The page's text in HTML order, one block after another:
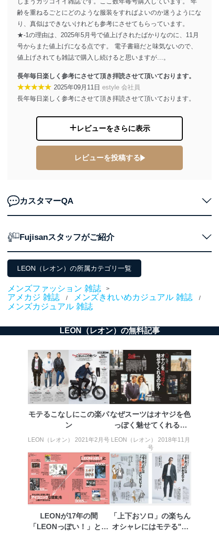
株式会社富士山マガジンサービス 個人情報問い合わせ
係
TEL：0570-200-223
FAX：03-5459-7073
e-mail：cs@fujisan.co.jp
改訂：2025年2月20日
株式会社富士山マガジンサービス
代表取締役会長 西野 伸一郎
個人情報の取扱いについて
１．個人情報保護管理者
護管理者の責任のもと、個人情報を取得・アクセス・利
用・提供・管理いたします。
個人情報保護管理者: 経営管理グループディレクター 前
No
個人情報の種類 利用目的
当社の定期購読サ
の方の個人情報
購入商品の配送のため
商品代金回収のため
ｅメール等による商品、サービ
個人が特定できない形で取得した
閲覧履歴や購買履歴等の情報を分
応じた新商品・サービスに関する
広告のため
2
当社にお問合わせ
いただいた方の個
人情報
お問い合わせ対応、トラブル対
処、オペレーター教育など応対品
質向上のため
当社カスタマーQ＆
Aサービス利用者
カスタマーQ＆Aサイトの投稿内容
の確認のため
ｅメール等によるカスタマーQ＆A
サイトのサービス内容のご案内の
ため
ｅメール等による商品、サービ
ス、キャンペーン等の広告に関す
るご案内のため
4
採用応募者の方の
個人情報
採用選考、ご連絡のため
5
当社の従業者の個
人情報
人事、総務などの雇用管理等のた
め
パートナー（提携
企業）からの委託
により当社の
購入商品配送のため
提携企業及びお客様がご購入され
た商品の発売元企業からのｅメー
齢を重ねるごとにどのような服装をすればよいのか迷うようにな
り、真似はできないけれども参考にさせてもらっています。
★-1の理由は、2025年5月号で値上げされたばかりなのに、11月
号からまた値上げになる点です。 電子書籍だと味気ないので、
値上げされても雑誌で購入し続けると思いますが…。
長年毎日楽しく参考にさせて頂き拝読させて頂いております。
★★★★★ 2025年09月11日 estyle 会社員
長年毎日楽しく参考にさせて頂き拝読させて頂いております。
レビューをさらに表示
レビューを投稿する
カスタマーQA
Fujisanスタッフがご紹介
LEON（レオン）の所属カテゴリ一覧
メンズファッション 雑誌 >
アメカジ 雑誌 / メンズきれいめカジュアル 雑誌 /
メンズカジュアル 雑誌
LEON（レオン）の無料記事
モテるこなしにこの楽パ
ン
LEON（レオン） 2021年2月号
なぜスーツはオヤジを色
っぽく魅せてくれるの
LEON（レオン） 2018年11月
号
LEONが17年の間
「LEONっぽい！」と言
「上下おソロ」の楽ちん
オシャレにはモテる"統